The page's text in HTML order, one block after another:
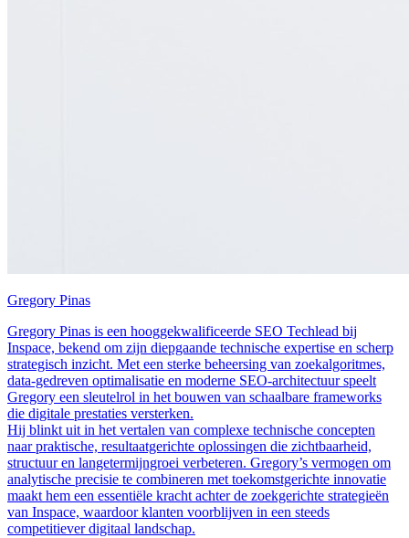
Gregory Pinas
Gregory Pinas is een hooggekwalificeerde SEO Techlead bij
Inspace, bekend om zijn diepgaande technische expertise en scherp
strategisch inzicht. Met een sterke beheersing van zoekalgoritmes,
data-gedreven optimalisatie en moderne SEO-architectuur speelt
Gregory een sleutelrol in het bouwen van schaalbare frameworks
die digitale prestaties versterken.
Hij blinkt uit in het vertalen van complexe technische concepten
naar praktische, resultaatgerichte oplossingen die zichtbaarheid,
structuur en langetermijngroei verbeteren. Gregory’s vermogen om
analytische precisie te combineren met toekomstgerichte innovatie
maakt hem een essentiële kracht achter de zoekgerichte strategieën
van Inspace, waardoor klanten voorblijven in een steeds
competitiever digitaal landschap.